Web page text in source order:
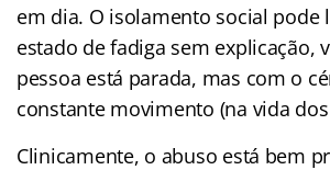
em dia. O isolamento social pode
estado de fadiga sem explicação,
pessoa está parada, mas com o
constante movimento (na vida
Clinicamente, o abuso está bem